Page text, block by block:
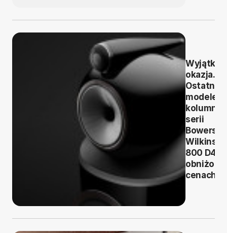
okazja.
Ostatnie
modele
kolumn
serii
Bowers &
Wilkins
800 D4 w
cenach